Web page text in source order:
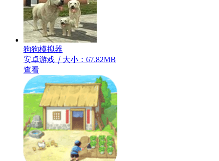
狗狗模拟器
安卓游戏 ｜ 大小：67.82MB
查看